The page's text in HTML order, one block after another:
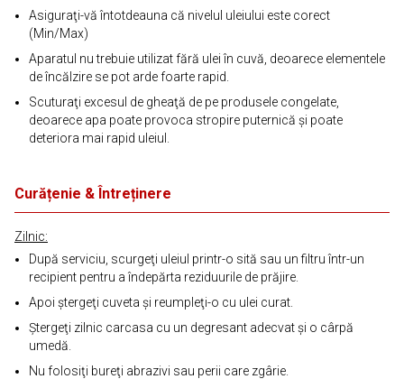
Asiguraţi-vă întotdeauna că nivelul uleiului este corect
(Min/Max)
Aparatul nu trebuie utilizat fără ulei în cuvă, deoarece elementele
de încălzire se pot arde foarte rapid.
Scuturaţi excesul de gheaţă de pe produsele congelate,
deoarece apa poate provoca stropire puternică şi poate
deteriora mai rapid uleiul.
Curățenie & Întreținere
Zilnic:
După serviciu, scurgeţi uleiul printr-o sită sau un filtru într-un
recipient pentru a îndepărta reziduurile de prăjire.
Apoi ştergeţi cuveta şi reumpleţi-o cu ulei curat.
Ştergeţi zilnic carcasa cu un degresant adecvat şi o cârpă
umedă.
Nu folosiţi bureţi abrazivi sau perii care zgârie.